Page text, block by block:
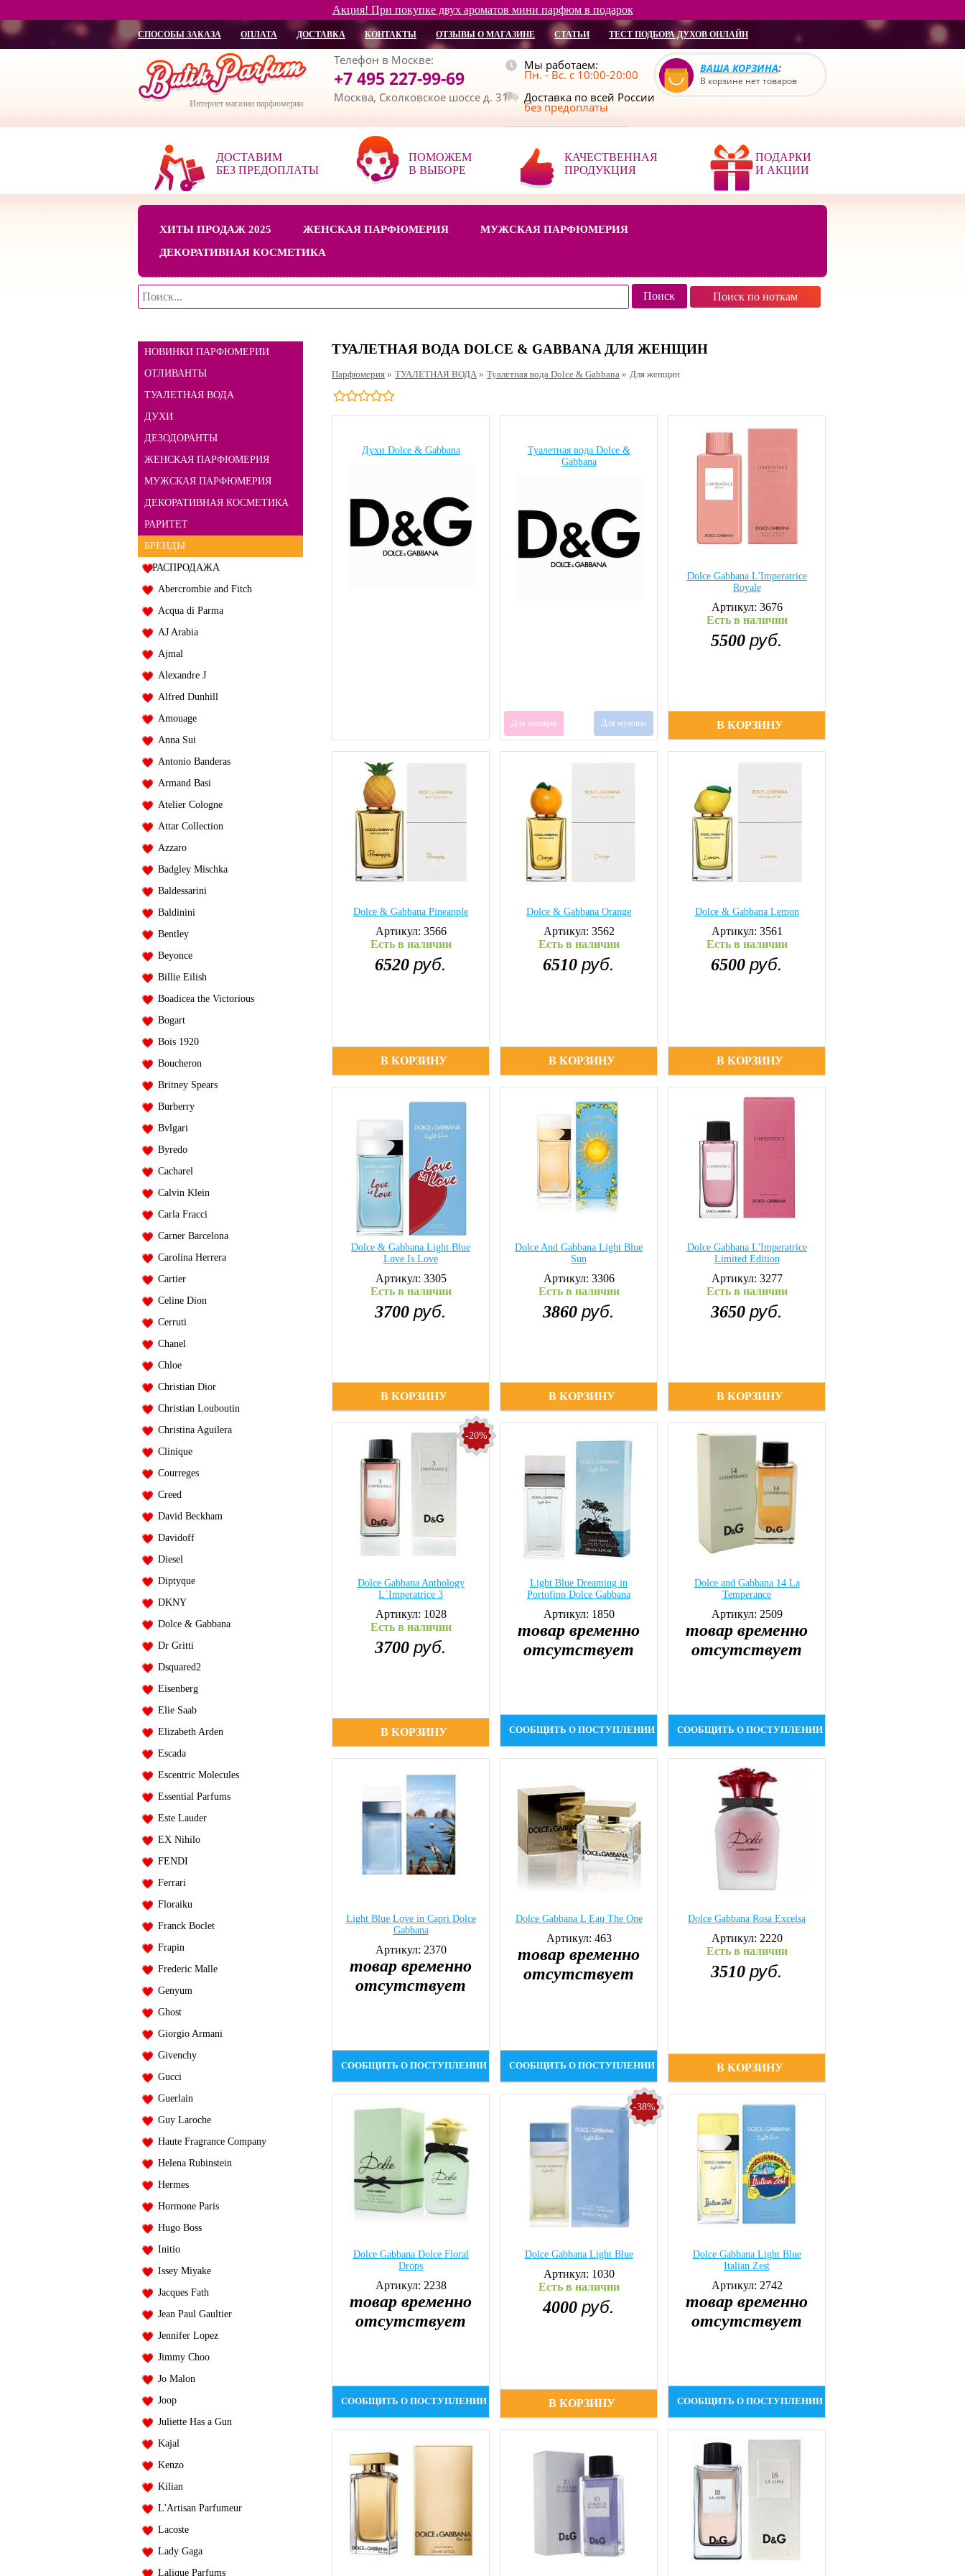
Акция! При покупке двух ароматов мини парфюм в подарок
СПОСОБЫ ЗАКАЗА ОПЛАТА ДОСТАВКА КОНТАКТЫ ОТЗЫВЫ О МАГАЗИНЕ СТАТЬИ ТЕСТ ПОДБОРА ДУХОВ ОНЛАЙН
Интернет магазин парфюмерии
Телефон в Москве:
+7 495 227-99-69
Москва, Сколковское шоссе д. 31
Мы работаем:
Пн. - Вс. с 10:00-20:00
Доставка по всей России
без предоплаты
ВАША КОРЗИНА:
В корзине нет товаров
ДОСТАВИМ
БЕЗ ПРЕДОПЛАТЫ
ПОМОЖЕМ
В ВЫБОРЕ
КАЧЕСТВЕННАЯ
ПРОДУКЦИЯ
ПОДАРКИ
И АКЦИИ
ХИТЫ ПРОДАЖ 2025 ЖЕНСКАЯ ПАРФЮМЕРИЯ
МУЖСКАЯ ПАРФЮМЕРИЯ
ДЕКОРАТИВНАЯ КОСМЕТИКА
Поиск по ноткам
НОВИНКИ ПАРФЮМЕРИИ
ОТЛИВАНТЫ
ТУАЛЕТНАЯ ВОДА
ДУХИ
ДЕЗОДОРАНТЫ
ЖЕНСКАЯ ПАРФЮМЕРИЯ
МУЖСКАЯ ПАРФЮМЕРИЯ
ДЕКОРАТИВНАЯ КОСМЕТИКА
РАРИТЕТ
БРЕНДЫ
РАСПРОДАЖА
Abercrombie and Fitch
Acqua di Parma
AJ Arabia
Ajmal
Alexandre J
Alfred Dunhill
Amouage
Anna Sui
Antonio Banderas
Armand Basi
Atelier Cologne
Attar Collection
Azzaro
Badgley Mischka
Baldessarini
Baldinini
Bentley
Beyonce
Billie Eilish
Boadicea the Victorious
Bogart
Bois 1920
Boucheron
Britney Spears
Burberry
Bvlgari
Byredo
Cacharel
Calvin Klein
Carla Fracci
Carner Barcelona
Carolina Herrera
Cartier
Celine Dion
Cerruti
Chanel
Chloe
Christian Dior
Christian Louboutin
Christina Aguilera
Clinique
Courreges
Creed
David Beckham
Davidoff
Diesel
Diptyque
DKNY
Dolce & Gabbana
Dr Gritti
Dsquared2
Eisenberg
Elie Saab
Elizabeth Arden
Escada
Escentric Molecules
Essential Parfums
Este Lauder
EX Nihilo
FENDI
Ferrari
Floraiku
Franck Boclet
Frapin
Frederic Malle
Genyum
Ghost
Giorgio Armani
Givenchy
Gucci
Guerlain
Guy Laroche
Haute Fragrance Company
Helena Rubinstein
Hermes
Hormone Paris
Hugo Boss
Initio
Issey Miyake
Jacques Fath
Jean Paul Gaultier
Jennifer Lopez
Jimmy Choo
Jo Malon
Joop
Juliette Has a Gun
Kajal
Kenzo
Kilian
L'Artisan Parfumeur
Lacoste
Lady Gaga
Lalique Parfums
ТУАЛЕТНАЯ ВОДА DOLCE & GABBANA ДЛЯ ЖЕНЩИН
Парфюмерия » ТУАЛЕТНАЯ ВОДА » Туалетная вода Dolce & Gabbana » Для женщин
Духи Dolce & Gabbana
Туалетная вода Dolce &
Gabbana
Для женщин Для мужчин
Dolce Gabbana L'Imperatrice
Royale
Артикул: 3676
Есть в наличии
5500 руб.
В КОРЗИНУ
Dolce & Gabbana Pineapple
Артикул: 3566
Есть в наличии
6520 руб.
В КОРЗИНУ
Dolce & Gabbana Orange
Артикул: 3562
Есть в наличии
6510 руб.
В КОРЗИНУ
Dolce & Gabbana Lemon
Артикул: 3561
Есть в наличии
6500 руб.
В КОРЗИНУ
Dolce & Gabbana Light Blue
Love Is Love
Артикул: 3305
Есть в наличии
3700 руб.
В КОРЗИНУ
Dolce And Gabbana Light Blue
Sun
Артикул: 3306
Есть в наличии
3860 руб.
В КОРЗИНУ
Dolce Gabbana L'Imperatrice
Limited Edition
Артикул: 3277
Есть в наличии
3650 руб.
В КОРЗИНУ
-20%
Dolce Gabbana Anthology
L`Imperatrice 3
Артикул: 1028
Есть в наличии
3700 руб.
В КОРЗИНУ
Light Blue Dreaming in
Portofino Dolce Gabbana
Артикул: 1850
товар временно
отсутствует
СООБЩИТЬ О ПОСТУПЛЕНИИ
Dolce and Gabbana 14 La
Temperance
Артикул: 2509
товар временно
отсутствует
СООБЩИТЬ О ПОСТУПЛЕНИИ
Light Blue Love in Capri Dolce
Gabbana
Артикул: 2370
товар временно
отсутствует
СООБЩИТЬ О ПОСТУПЛЕНИИ
Dolce Gabbana L Eau The One
Артикул: 463
товар временно
отсутствует
СООБЩИТЬ О ПОСТУПЛЕНИИ
Dolce Gabbana Rosa Excelsa
Артикул: 2220
Есть в наличии
3510 руб.
В КОРЗИНУ
Dolce Gabbana Dolce Floral
Drops
Артикул: 2238
товар временно
отсутствует
СООБЩИТЬ О ПОСТУПЛЕНИИ
-38%
Dolce Gabbana Light Blue
Артикул: 1030
Есть в наличии
4000 руб.
В КОРЗИНУ
Dolce Gabbana Light Blue
Italian Zest
Артикул: 2742
товар временно
отсутствует
СООБЩИТЬ О ПОСТУПЛЕНИИ